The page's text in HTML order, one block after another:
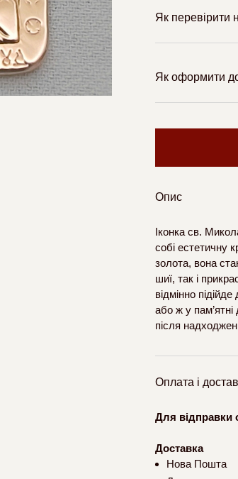
Як перевірити
Як оформити
Опис
Іконка св.
собі естетичну
золота, вона
шиї, так і
відмінно
або ж у пам’ятні
після
Оплата і
Для відправки
Доставка
Нова Пошта